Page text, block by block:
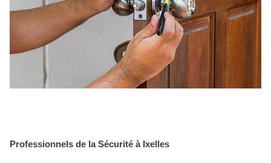
Professionnels de la Sécurité à Ixelles